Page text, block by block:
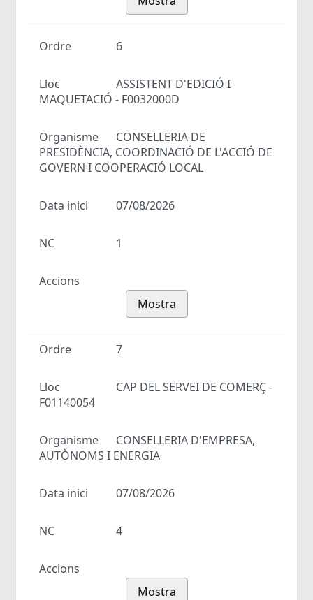
Ordre 6
Lloc
ASSISTENT D'EDICIÓ I
MAQUETACIÓ - F0032000D
Organisme
CONSELLERIA DE
PRESIDÈNCIA, COORDINACIÓ DE L'ACCIÓ DE
GOVERN I COOPERACIÓ LOCAL
Data inici 07/08/2026
NC 1
Accions
Mostra
Ordre 7
Lloc
CAP DEL SERVEI DE COMERÇ -
F01140054
Organisme
CONSELLERIA D'EMPRESA,
AUTÒNOMS I ENERGIA
Data inici 07/08/2026
NC 4
Accions
Mostra